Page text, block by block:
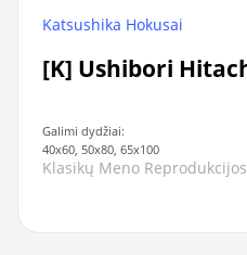
Katsushika Hokusai
[K] Ushibori
Galimi dydžiai:
40x60, 50x80, 65x100
Klasikų Meno Reprodukcijos